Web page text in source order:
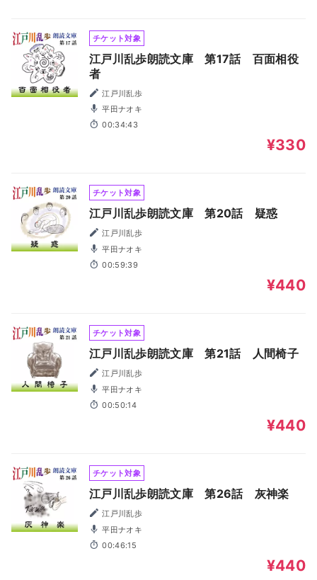
チケット対象
江戸川乱歩朗読文庫 第17話 百面相役
者
江戸川乱歩
平田ナオキ
00:34:43
¥330
チケット対象
江戸川乱歩朗読文庫 第20話 疑惑
江戸川乱歩
平田ナオキ
00:59:39
¥440
チケット対象
江戸川乱歩朗読文庫 第21話 人間椅子
江戸川乱歩
平田ナオキ
00:50:14
¥440
チケット対象
江戸川乱歩朗読文庫 第26話 灰神楽
江戸川乱歩
平田ナオキ
00:46:15
¥440